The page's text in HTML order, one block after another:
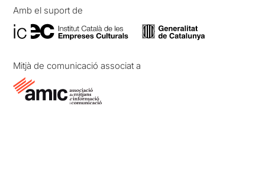
Amb el suport de
Mitjà de comunicació associat a